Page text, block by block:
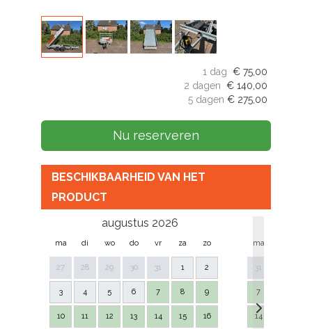
1 dag € 75,00
2 dagen € 140,00
5 dagen € 275,00
Nu reserveren
BESCHIKBAARHEID VAN HET
PRODUCT
augustus 2026
ma di wo do vr za zo
27 28 29 30 31 1 2
3 4 5 6 7 8 9
10 11 12 13 14 15 16
ma
31
7
14